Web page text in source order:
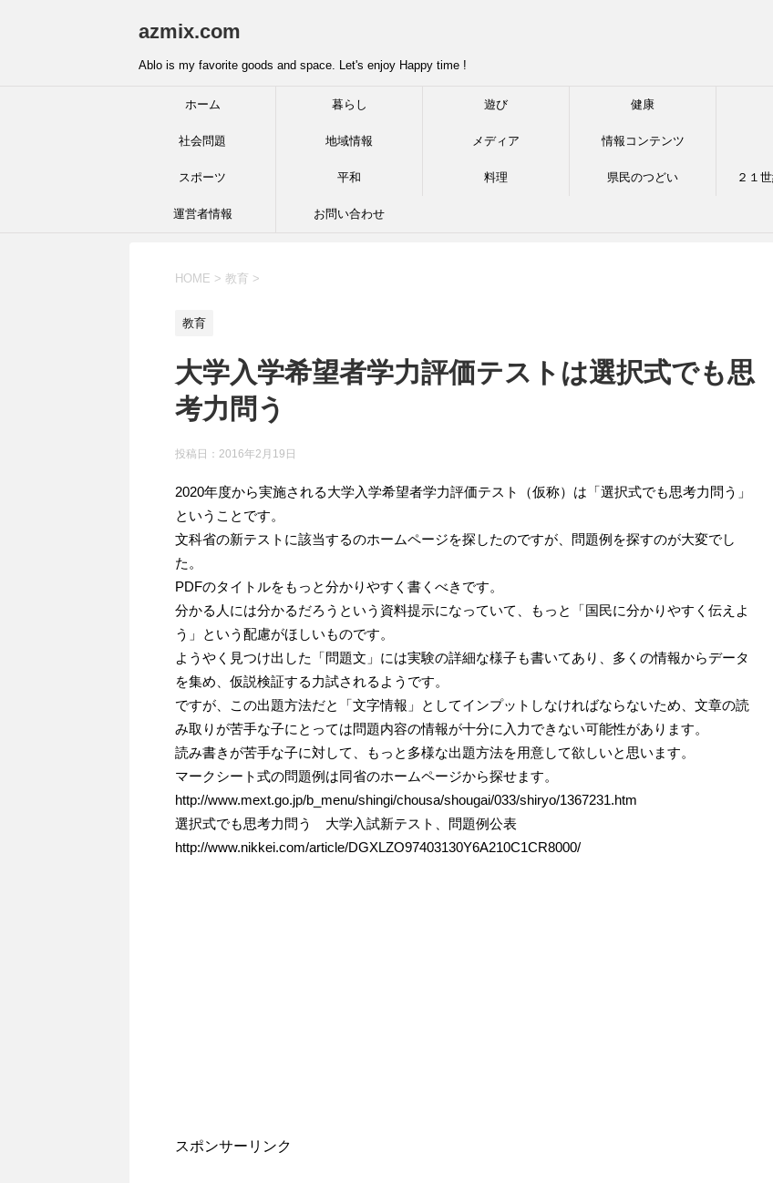
azmix.com
Ablo is my favorite goods and space. Let's enjoy Happy time !
ホーム 暮らし 遊び 健康
社会問題 地域情報 メディア 情報コンテンツ
スポーツ 平和 料理 県民のつどい ２１
運営者情報 お問い合わせ
HOME > 教育 >
教育
大学入学希望者学力評価テストは選択式でも思
考力問う
投稿日： 2016年2月19日
2020年度から実施される大学入学希望者学力評価テスト（仮称）は「選択式でも思考力問う」
ということです。
文科省の新テストに該当するのホームページを探したのですが、問題例を探すのが大変でし
た。
PDFのタイトルをもっと分かりやすく書くべきです。
分かる人には分かるだろうという資料提示になっていて、もっと「国民に分かりやすく伝えよ
う」という配慮がほしいものです。
ようやく見つけ出した「問題文」には実験の詳細な様子も書いてあり、多くの情報からデータ
を集め、仮説検証する力試されるようです。
ですが、この出題方法だと「文字情報」としてインプットしなければならないため、文章の読
み取りが苦手な子にとっては問題内容の情報が十分に入力できない可能性があります。
読み書きが苦手な子に対して、もっと多様な出題方法を用意して欲しいと思います。
マークシート式の問題例は同省のホームページから探せます。
http://www.mext.go.jp/b_menu/shingi/chousa/shougai/033/shiryo/1367231.htm
選択式でも思考力問う 大学入試新テスト、問題例公表
http://www.nikkei.com/article/DGXLZO97403130Y6A210C1CR8000/
スポンサーリンク